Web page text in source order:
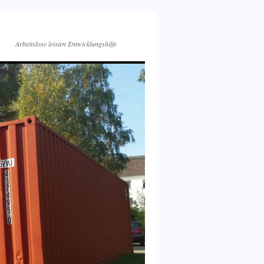
Arbeitslose leisten Entwicklungshilfe